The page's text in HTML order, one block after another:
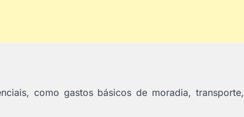
como gastos básicos de moradia, transporte,